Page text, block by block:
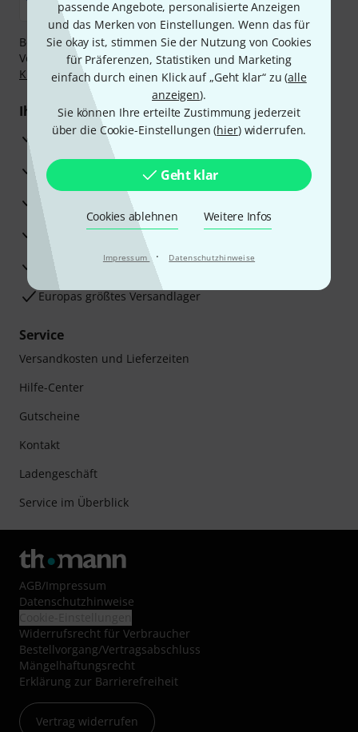
passende Angebote, personalisierte Anzeigen
und das Merken von Einstellungen. Wenn das für
Sie okay ist, stimmen Sie der Nutzung von Cookies
für Präferenzen, Statistiken und Marketing
einfach durch einen Klick auf „Geht klar“ zu (alle
anzeigen).
Sie können Ihre erteilte Zustimmung jederzeit
über die Cookie-Einstellungen (hier) widerrufen.
Geht klar
Cookies ablehnen Weitere Infos
Impressum · Datenschutzhinweise
Bezahlen Sie vertraulich und sicher per Nachnahme,
Vorkasse, PayPal, Amazon Pay,Klarna Sofort bezahlen
Klarna Ratenzahlungoder Kreditkarte.
Ihre Vorteile
3 Jahre Thomann Garantie
30 Tage Money-Back-Garantie
Reparaturservice
Beratung durch Fachexperten
Zufriedenheitsgarantie
Europas größtes Versandlager
Service
Versandkosten und Lieferzeiten
Hilfe-Center
Gutscheine
Kontakt
Ladengeschäft
Service im Überblick
AGB/Impressum
Datenschutzhinweise
Widerrufsrecht für Verbraucher
Bestellvorgang/Vertragsabschluss
Mängelhaftungsrecht
Erklärung zur Barrierefreiheit
Vertrag widerrufen